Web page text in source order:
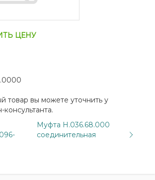
ЦЕНУ
товар вы можете уточнить у
Муфта Н.036.68.000
соединительная